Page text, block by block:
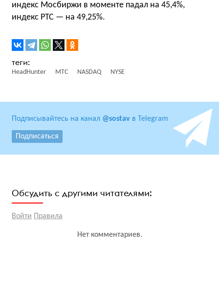
индекс Мосбиржи в моменте падал на 45,4%,
индекс РТС — на 49,25%.
HeadHunter МТС NASDAQ NYSE
Подписывайтесь на канал @sostav в Telegram
Подписаться
Обсудить с другими читателями:
Войти Правила
Нет комментариев.